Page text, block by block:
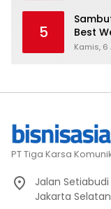
5
Best
Stay
Kamis, 6
PT Tiga Karsa
Jalan
Jakarta Selatan